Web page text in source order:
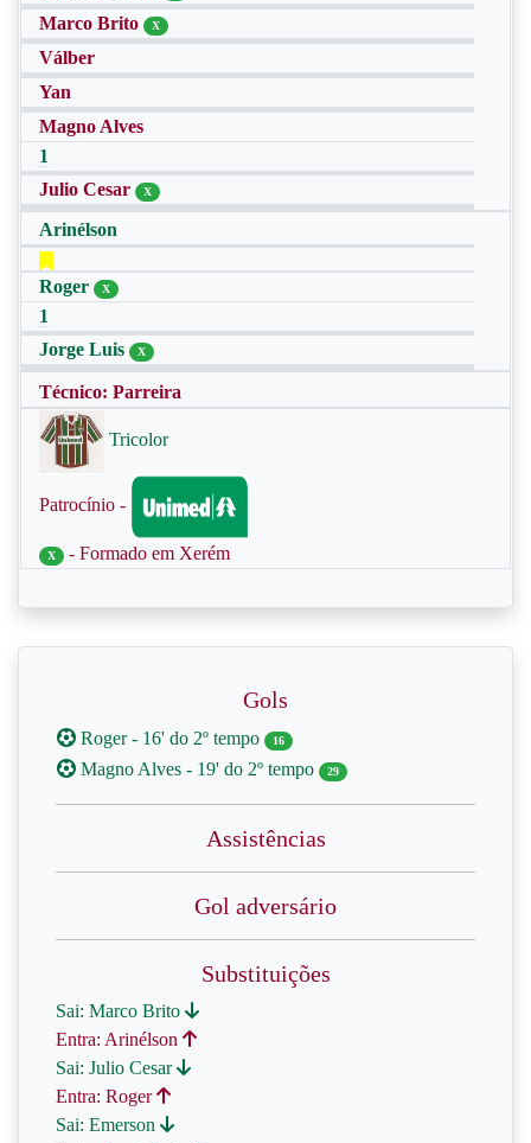
Marco Brito X
Válber
Yan
Magno Alves
1
Julio Cesar
X
Arinélson
Roger X
1
Jorge Luis
X
Técnico: Parreira
Tricolor
Patrocínio -
X - Formado em Xerém
Gols
Roger - 16' do 2º tempo 16
Magno Alves - 19' do 2º tempo 29
Assistências
Gol adversário
Substituições
Sai: Marco Brito
Entra: Arinélson
Sai: Julio Cesar
Entra: Roger
Sai: Emerson